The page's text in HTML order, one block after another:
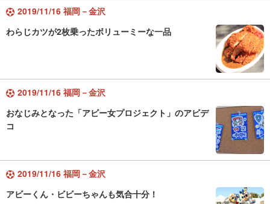
2019/11/16 福岡－金沢
わらじカツが2枚乗ったボリューミーな一品
2019/11/16 福岡－金沢
おなじみとなった「アビー女プロジェクト」のアビデ
コ
2019/11/16 福岡－金沢
アビーくん・ビビーちゃんも気合十分！